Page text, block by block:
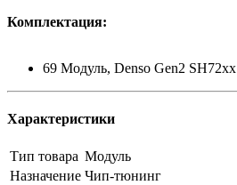
Комплектация:
69 Mодуль, Denso Gen2 SH72xx
Характеристики
Тип товара Модуль
Назначение Чип-тюнинг